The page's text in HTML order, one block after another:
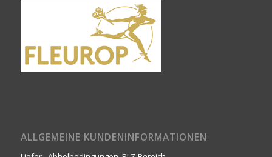
ALLGEMEINE KUNDENINFORMATIONEN